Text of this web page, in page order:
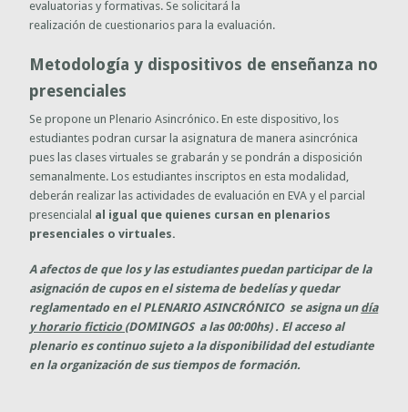
evaluatorias y formativas. Se solicitará la
realización de cuestionarios para la evaluación.
Metodología y dispositivos de enseñanza no
presenciales
Se propone un Plenario Asincrónico. En este dispositivo, los
estudiantes podran cursar la asignatura de manera asincrónica
pues las clases virtuales se grabarán y se pondrán a disposición
semanalmente. Los estudiantes inscriptos en esta modalidad,
deberán realizar las actividades de evaluación en EVA y el parcial
presencialal al igual que quienes cursan en plenarios
presenciales o virtuales.
A afectos de que los y las estudiantes puedan participar de la
asignación de cupos en el sistema de bedelías y quedar
reglamentado en el PLENARIO ASINCRÓNICO se asigna un día
y horario ficticio (DOMINGOS a las 00:00hs) . El acceso al
plenario es continuo sujeto a la disponibilidad del estudiante
en la organización de sus tiempos de formación.